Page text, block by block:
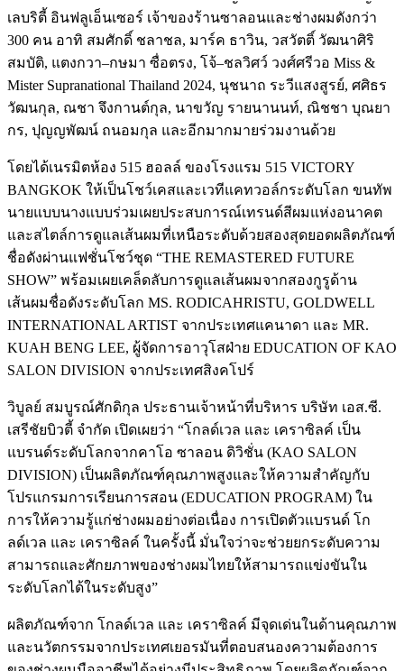
เลบริตี้ อินฟลูเอ็นเซอร์ เจ้าของร้านซาลอนและช่างผมดังกว่า
300 คน อาทิ สมศักดิ์ ชลาชล, มาร์ค ธาวิน, วสวัตติ์ วัฒนาศิริ
สมบัติ, แตงกวา–กษมา ซื่อตรง, โจ้–ชลวิศว์ วงศ์ศรีวอ Miss &
Mister Supranational Thailand 2024, นุชนาถ ระวีแสงสูรย์, ศศิธร
วัฒนกุล, ณชา จึงกานต์กุล, นาขวัญ รายนานนท์, ณิชชา บุณยา
กร, ปุญญพัฒน์ ถนอมกุล และอีกมากมายร่วมงานด้วย
โดยได้เนรมิตห้อง 515 ฮอลล์ ของโรงแรม 515 VICTORY
BANGKOK ให้เป็นโชว์เคสและเวทีแคทวอล์กระดับโลก ขนทัพ
นายแบบนางแบบร่วมเผยประสบการณ์เทรนด์สีผมแห่งอนาคต
และสไตล์การดูแลเส้นผมที่เหนือระดับด้วยสองสุดยอดผลิตภัณฑ์
ชื่อดังผ่านแฟชั่นโชว์ชุด “THE REMASTERED FUTURE
SHOW” พร้อมเผยเคล็ดลับการดูแลเส้นผมจากสองกูรูด้าน
เส้นผมชื่อดังระดับโลก MS. RODICAHRISTU, GOLDWELL
INTERNATIONAL ARTIST จากประเทศแคนาดา และ MR.
KUAH BENG LEE, ผู้จัดการอาวุโสฝ่าย EDUCATION OF KAO
SALON DIVISION จากประเทศสิงคโปร์
วิบูลย์ สมบูรณ์ศักดิกุล ประธานเจ้าหน้าที่บริหาร บริษัท เอส.ซี.
เสรีชัยบิวตี้ จำกัด เปิดเผยว่า “โกลด์เวล และ เคราซิลค์ เป็น
แบรนด์ระดับโลกจากคาโอ ซาลอน ดิวิชั่น (KAO SALON
DIVISION) เป็นผลิตภัณฑ์คุณภาพสูงและให้ความสำคัญกับ
โปรแกรมการเรียนการสอน (EDUCATION PROGRAM) ใน
การให้ความรู้แก่ช่างผมอย่างต่อเนื่อง การเปิดตัวแบรนด์ โก
ลด์เวล และ เคราซิลค์ ในครั้งนี้ มั่นใจว่าจะช่วยยกระดับความ
สามารถและศักยภาพของช่างผมไทยให้สามารถแข่งขันใน
ระดับโลกได้ในระดับสูง”
ผลิตภัณฑ์จาก โกลด์เวล และ เคราซิลค์ มีจุดเด่นในด้านคุณภาพ
และนวัตกรรมจากประเทศเยอรมันที่ตอบสนองความต้องการ